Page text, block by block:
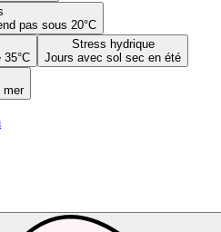
pas sous 20°C
Stress hydrique
Jours avec sol sec en été
mer